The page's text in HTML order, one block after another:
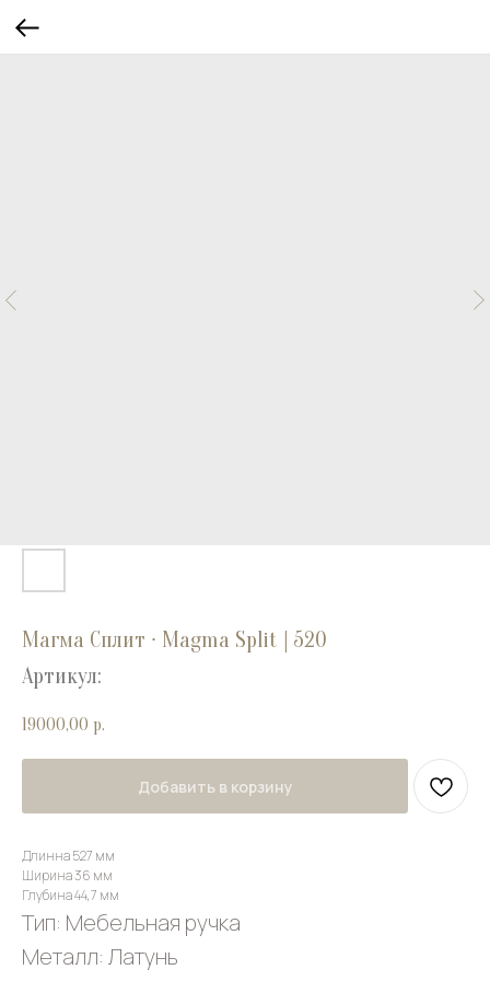
Магма Сплит ∙ Magma Split | 520
Артикул:
19000,00 р.
Добавить в корзину
Длинна 527 мм
Ширина 36 мм
Глубина 44,7 мм
Тип: Мебельная ручка
Металл: Латунь